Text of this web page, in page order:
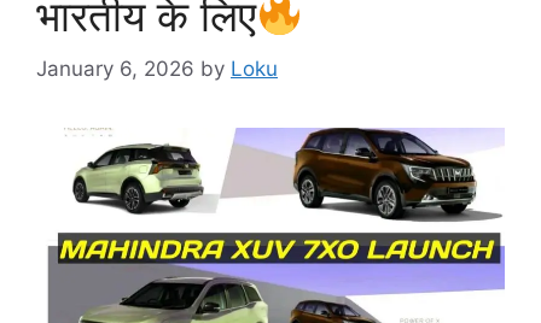
भारतीय के लिए
January 6, 2026 by Loku